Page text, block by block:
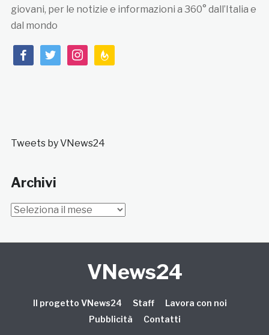
giovani, per le notizie e informazioni a 360° dall’Italia e
dal mondo
facebooktwitterinstagramfeedburner
Tweets by VNews24
Archivi
Archivi
VNews24
Il progetto VNews24 Staff
Lavora con noi
Pubblicità
Contatti